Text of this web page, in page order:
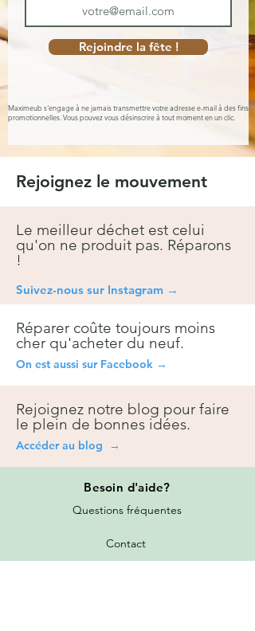
Rejoindre la fête !
Maximeub s'engage à ne jamais transmettre votre adresse e-mail à des fins
promotionnelles. Vous pouvez vous désinscrire à tout moment en un clic.
Rejoignez le mouvement
Le meilleur déchet est celui
qu'on ne produit pas. Réparons
!
Suivez-nous sur Instagram →
Réparer coûte toujours moins
cher qu'acheter du neuf.
On est aussi sur Facebook →
Rejoignez notre blog pour faire
le plein de bonnes idées.
Accéder au blog →
Besoin d'aide?
Questions fréquentes
Contact